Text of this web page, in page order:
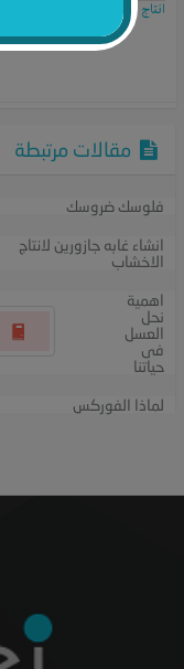
انتاج سبائك الالومنيوم النقي
مقالات مرتبطة
فلوسك ضروسك
انشاء غابه جازورين لانتاج
الاخشاب
اهمية
نحل
العسل
فى
حياتنا
لماذا الفوركس